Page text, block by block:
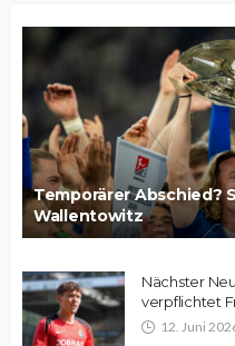
Temporärer Abschied?
Wallentowitz
Nächster
verpflichtet
12. Juni